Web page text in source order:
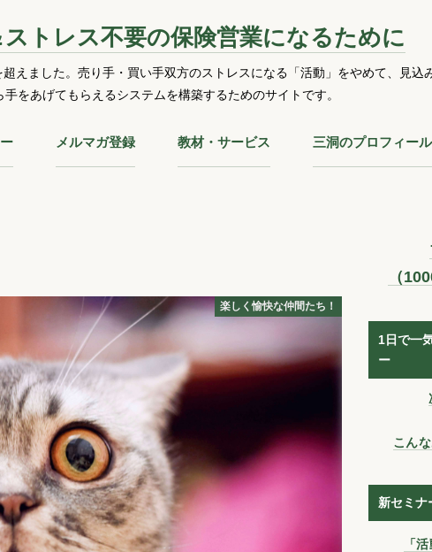
トレス不要の保険営業になるために
えました。売り手・買い手双方のストレスになる「活動」をやめて、見込
手をあげてもらえるシステムを構築するためのサイトです。
メルマガ登録 教材・サービス 三洞のプロフィール
楽しく愉快な仲間たち！
（
1日で一
ー
こん
新セミナ
「